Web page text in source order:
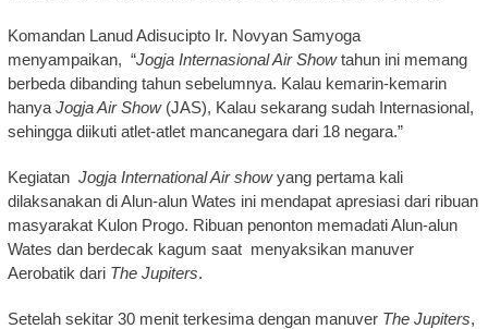
Komandan Lanud Adisucipto Ir. Novyan Samyoga
menyampaikan, “Jogja Internasional Air Showtahun ini memang
berbeda dibanding tahun sebelumnya. Kalau kemarin-kemarin
hanya Jogja Air Show(JAS), Kalau sekarang sudah Internasional,
sehingga diikuti atlet-atlet mancanegara dari 18 negara.”
Kegiatan Jogja International Air showyang pertama kali
dilaksanakan di Alun-alun Wates ini mendapat apresiasi dari ribuan
masyarakat Kulon Progo. Ribuan penonton memadati Alun-alun
Wates dan berdecak kagum saat menyaksikan manuver
Aerobatik dari The Jupiters.
Setelah sekitar 30 menit terkesima dengan manuver The Jupiters,